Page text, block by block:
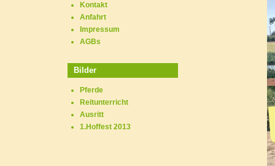
Kontakt
Anfahrt
Impressum
AGBs
Bilder
Pferde
Reitunterricht
Ausritt
1.Hoffest 2013